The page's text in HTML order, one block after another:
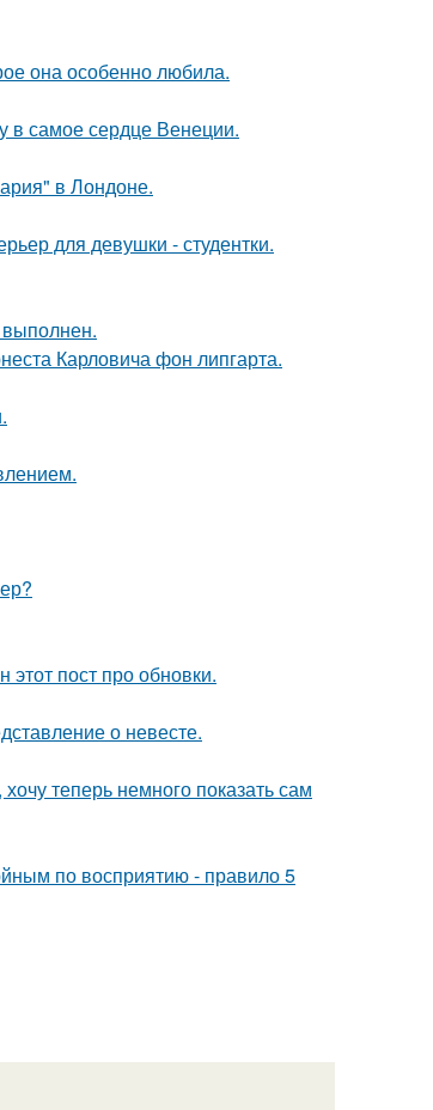
она особенно любила.
в самое сердце Венеции.
в Лондоне.
для девушки - студентки.
Карловича фон липгарта.
пост про обновки.
о невесте.
теперь немного показать сам
по восприятию - правило 5